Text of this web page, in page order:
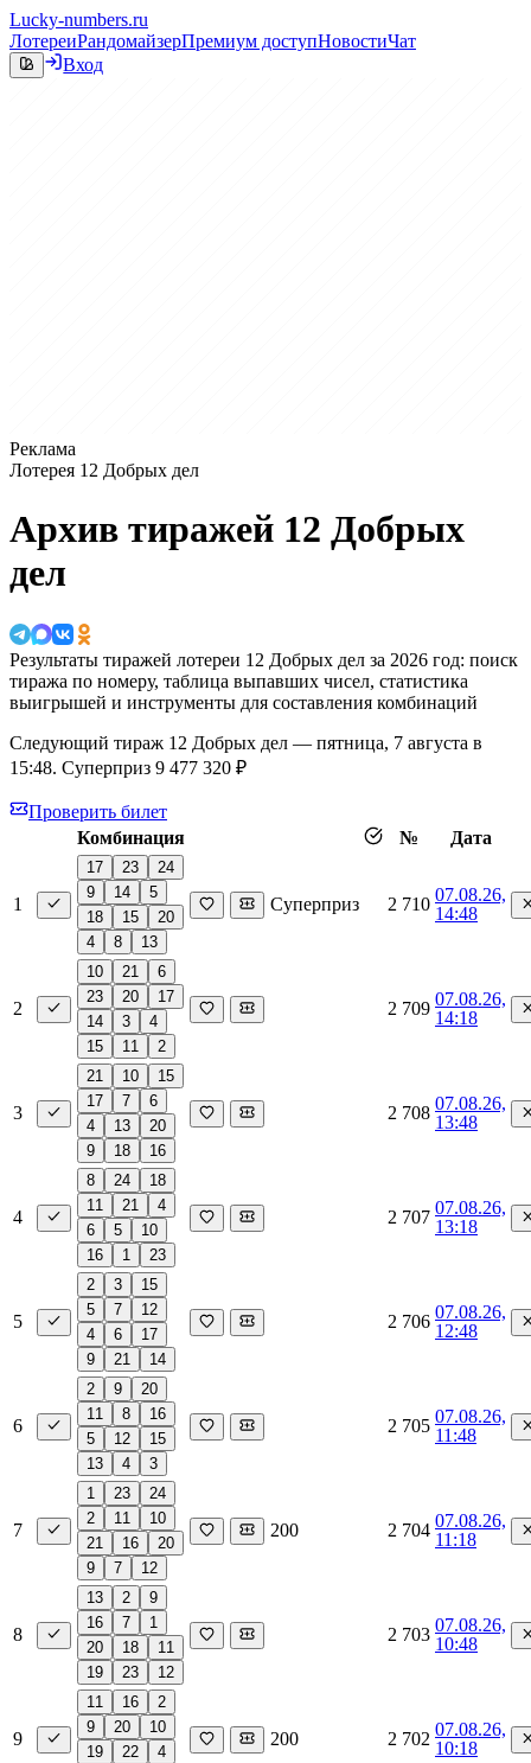
Lucky-numbers.ru
ЛотереиРандомайзерПремиум доступНовостиЧат
Вход
Реклама
Лотерея 12 Добрых дел
Архив тиражей 12 Добрых
дел
Результаты тиражей лотереи 12 Добрых дел за 2026 год: поиск
тиража по номеру, таблица выпавших чисел, статистика
выигрышей и инструменты для составления комбинаций
Следующий тираж 12 Добрых дел — пятница, 7 августа в
15:48. Суперприз 9 477 320 ₽
Проверить билет
Комбинация
№ Дата
1
17 23
24
9
14
5
18
15
20
4
8 13
Суперприз 2 710 07.08.26,
14:48
2
10 21
6
23
20
17
14
3
4
15
11 2
2 709 07.08.26,
14:18
3
21 10
15
17
7
6
4
13
20
9
18 16
2 708 07.08.26,
13:48
4
8 24
18
11
21
4
6
5
10
16
1 23
2 707 07.08.26,
13:18
5
2 3
15
5
7
12
4
6
17
9
21 14
2 706 07.08.26,
12:48
6
2 9
20
11
8
16
5
12
15
13
4 3
2 705 07.08.26,
11:48
7
1 23
24
2
11
10
21
16
20
9
7 12
200 2 704 07.08.26,
11:18
8
13 2
9
16
7
1
20
18
11
19
23 12
2 703 07.08.26,
10:48
9
11 16
2
9
20
10
19
22
4
200 2 702 07.08.26,
10:18